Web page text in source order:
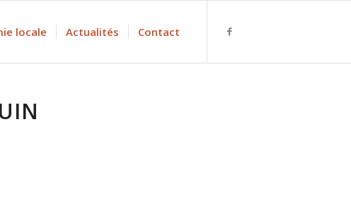
locale Actualités Contact